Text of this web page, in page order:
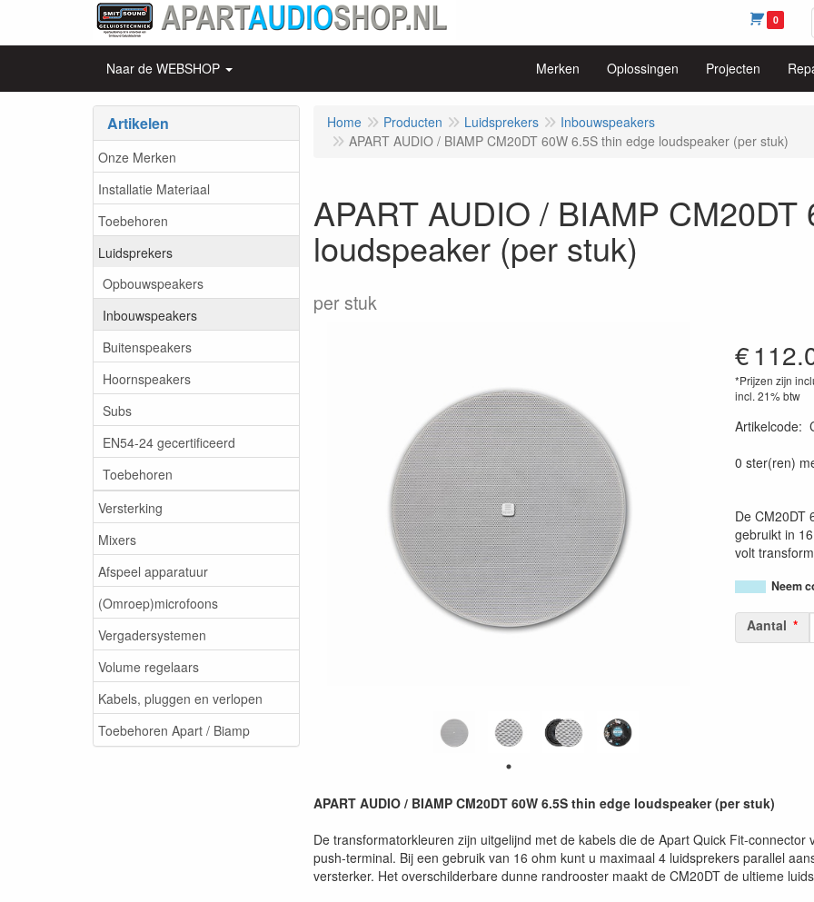
0
Naar de WEBSHOP Merken Oplossingen Projecten
Artikelen
Onze Merken
Installatie Materiaal
Toebehoren
Luidsprekers
Opbouwspeakers
Inbouwspeakers
Buitenspeakers
Hoornspeakers
Subs
EN54-24 gecertificeerd
Toebehoren
Versterking
Mixers
Afspeel apparatuur
(Omroep)microfoons
Vergadersystemen
Volume regelaars
Kabels, pluggen en verlopen
Toebehoren Apart / Biamp
Home Producten Luidsprekers
Inbouwspeakers
APART AUDIO / BIAMP CM20DT 60W 6.5S thin edge loudspeaker (per stuk)
APART AUDIO / BIAMP
loudspeaker (per stuk)
per stuk
€
*Prijzen zijn
incl. 21% btw
Artikelcode:
0 ster(ren)
De CM20DT
gebruikt in
volt
Neem
Aantal
APART AUDIO / BIAMP CM20DT 60W 6.5S thin edge loudspeaker (per stuk)
De transformatorkleuren zijn uitgelijnd met de kabels die de Apart Quick Fit-
push-terminal. Bij een gebruik van 16 ohm kunt u maximaal 4 luidsprekers parallel
versterker. Het overschilderbare dunne randrooster maakt de CM20DT de ultieme